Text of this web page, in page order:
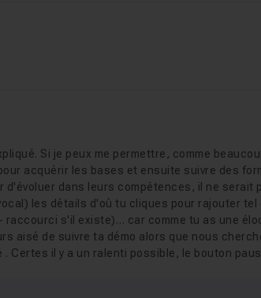
Si je peux me permettre, comme
acquérir les bases et ensuite suivre des
dans leurs compétences, il ne serait
les détails d'où tu cliques pour rajouter tel
raccourci s'il existe)… car comme tu as une
aisé de suivre ta démo alors que nous
Certes il y a un ralenti possible, le bouton